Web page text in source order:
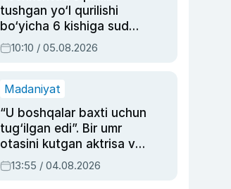
tushgan yo‘l qurilishi
bo‘yicha 6 kishiga sud
hukmi o‘qildi
10:10 / 05.08.2026
Madaniyat
“U boshqalar baxti uchun
tug‘ilgan edi”. Bir umr
otasini kutgan aktrisa va
dublyaj ustasi Rimma
Ahmedovaning
13:55 / 04.08.2026